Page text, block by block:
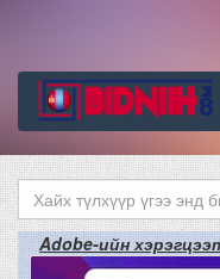
Adobe-ийн